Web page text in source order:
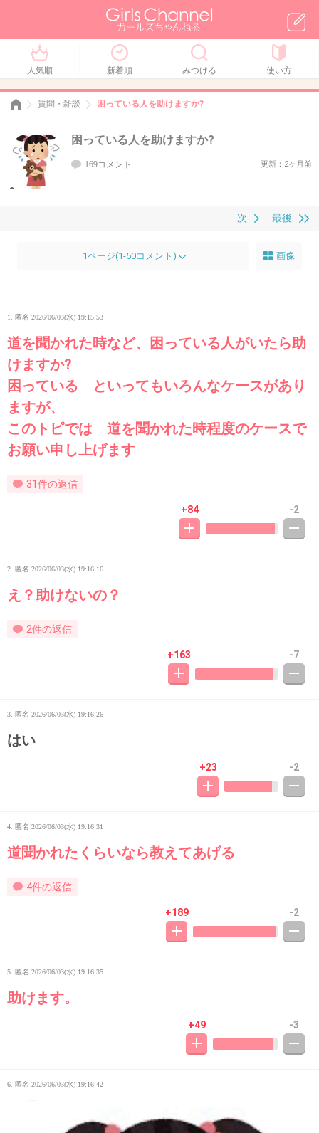
人気順 新着順 みつける 使い方
質問・雑談 困っている人を助けますか?
困っている人を助けますか?
169コメント 更新：2ヶ月前
最後
次
1ページ(1-50コメント) 画像
1. 匿名 2026/06/03(水) 19:15:53
道を聞かれた時など、困っている人がいたら助
けますか?
困っている といってもいろんなケースがあり
ますが、
このトピでは 道を聞かれた時程度のケースで
お願い申し上げます
31件の返信
+84 -2
2. 匿名 2026/06/03(水) 19:16:16
え？助けないの？
2件の返信
+163 -7
3. 匿名 2026/06/03(水) 19:16:26
はい
+23 -2
4. 匿名 2026/06/03(水) 19:16:31
道聞かれたくらいなら教えてあげる
4件の返信
+189 -2
5. 匿名 2026/06/03(水) 19:16:35
助けます。
+49 -3
6. 匿名 2026/06/03(水) 19:16:42